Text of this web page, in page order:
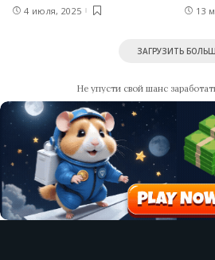
4 июля, 2025 13
ЗАГРУЗИТЬ
Не упусти свой шанс